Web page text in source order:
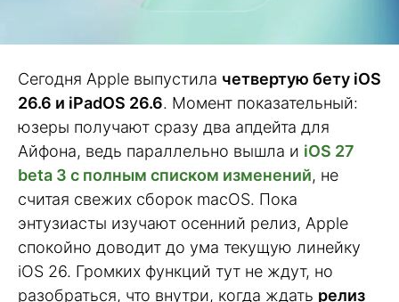
Сегодня Apple выпустила четвертую бету iOS
26.6 и iPadOS 26.6. Момент показательный:
юзеры получают сразу два апдейта для
Айфона, ведь параллельно вышла и iOS 27
beta 3 с полным списком изменений, не
считая свежих сборок macOS. Пока
энтузиасты изучают осенний релиз, Apple
спокойно доводит до ума текущую линейку
iOS 26. Громких функций тут не ждут, но
разобраться, что внутри, когда ждать релиз